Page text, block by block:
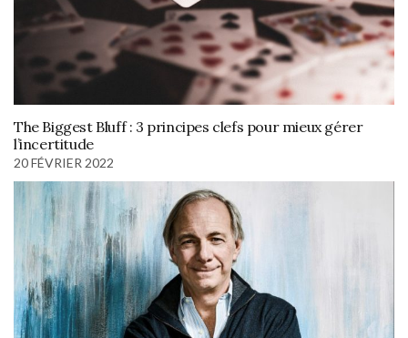
The Biggest Bluff : 3 principes clefs pour mieux gérer
l’incertitude
20 FÉVRIER 2022